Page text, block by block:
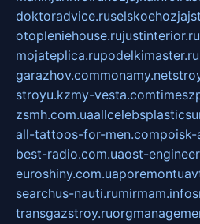
doktoradvice.ru
otopleniehouse.rujustinterior.ru
mojateplica.rupodelkimaster.ru
garazhov.commonamy.net
stroyu.kzmy-vesta.com
zsmh.com.ua
all-tattoos-for-men.compoisk-
best-radio.com.uaost-
euroshiny.com.ua
searchus-nauti.rumirmam.info
transgazstroy.ru